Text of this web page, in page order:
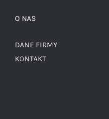
O NAS
DANE FIRMY
KONTAKT